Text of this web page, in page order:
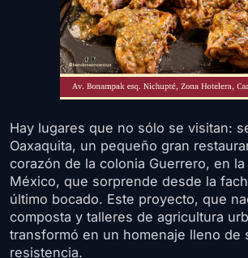
Hay lugares que no sólo se visitan:
Oaxaquita, un pequeño gran
corazón de la colonia Guerrero, en
México, que sorprende desde la
último bocado. Este proyecto, que
composta y talleres de agricultura
transformó en un homenaje lleno de
resistencia.